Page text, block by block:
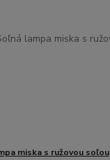
miska s ružovou soľou